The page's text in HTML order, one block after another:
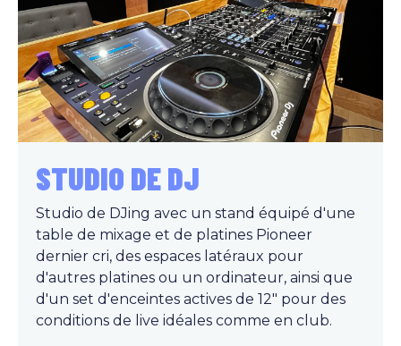
STUDIO DE DJ
Studio de DJing avec un stand équipé d'une
table de mixage et de platines Pioneer
dernier cri, des espaces latéraux pour
d'autres platines ou un ordinateur, ainsi que
d'un set d'enceintes actives de 12" pour des
conditions de live idéales comme en club.